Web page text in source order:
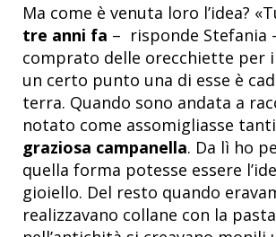
Ma come è venuta loro l’idea?
tre anni fa – risponde Stefania
comprato delle orecchiette per
un certo punto una di esse è
terra. Quando sono andata a
notato come assomigliasse
graziosa campanella. Da lì ho
quella forma potesse essere
gioiello. Del resto quando
realizzavano collane con la